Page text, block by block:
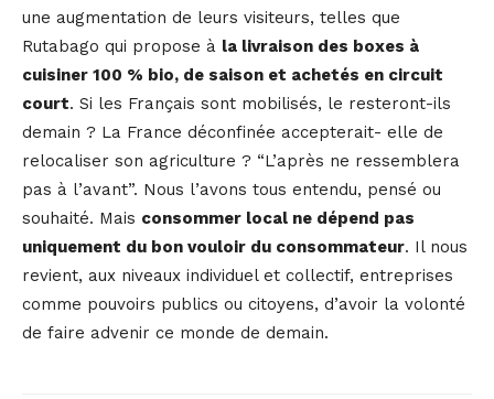
une augmentation de leurs visiteurs, telles que
Rutabago qui propose à la livraison des boxes à
cuisiner 100 % bio, de saison et achetés en circuit
court. Si les Français sont mobilisés, le resteront-ils
demain ? La France déconfinée accepterait- elle de
relocaliser son agriculture ? “L’après ne ressemblera
pas à l’avant”. Nous l’avons tous entendu, pensé ou
souhaité. Mais consommer local ne dépend pas
uniquement du bon vouloir du consommateur. Il nous
revient, aux niveaux individuel et collectif, entreprises
comme pouvoirs publics ou citoyens, d’avoir la volonté
de faire advenir ce monde de demain.